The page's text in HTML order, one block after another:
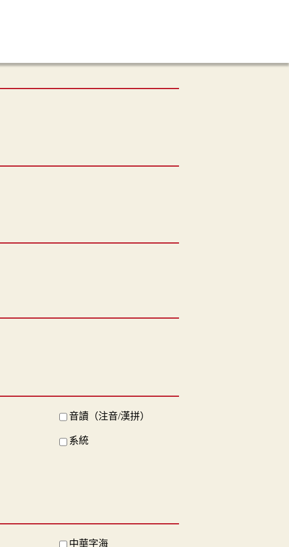
音讀（注音/漢拼）
系統
中華字海